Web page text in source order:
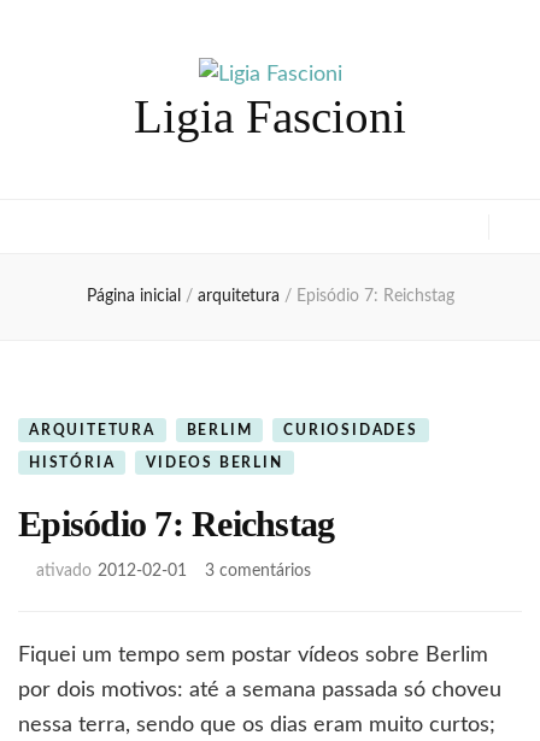
Ligia Fascioni
Página inicial / arquitetura / Episódio 7: Reichstag
ARQUITETURA BERLIM CURIOSIDADES
HISTÓRIA VIDEOS BERLIN
Episódio 7: Reichstag
ativado 2012-02-01 3 comentáriosem
Reichstag
Fiquei um tempo sem postar vídeos sobre Berlim
por dois motivos: até a semana passada só choveu
nessa terra, sendo que os dias eram muito curtos;